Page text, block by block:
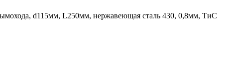
d115мм, L250мм, нержавеющая сталь 430, 0,8мм, ТиС